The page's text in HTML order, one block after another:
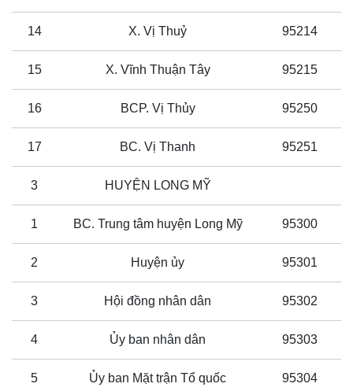
14 X. Vị Thuỷ 95214
15 X. Vĩnh Thuận Tây 95215
16 BCP. Vị Thủy 95250
17 BC. Vị Thanh 95251
3 HUYỆN LONG MỸ
1 BC. Trung tâm huyện Long Mỹ 95300
2 Huyện ủy 95301
3 Hội đồng nhân dân 95302
4 Ủy ban nhân dân 95303
5 Ủy ban Mặt trận Tổ quốc 95304